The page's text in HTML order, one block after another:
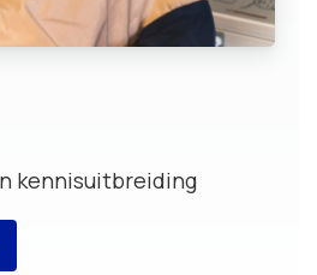
kennisuitbreiding